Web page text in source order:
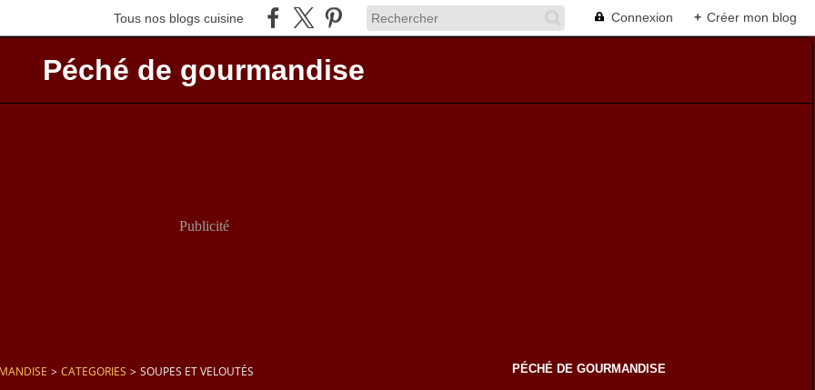
Tous nos blogs cuisine Connexion + Créer mon blog
Péché de gourmandise
Publicité
> CATEGORIES > SOUPES ET VELOUTÉS PÉCHÉ DE GOURMANDISE